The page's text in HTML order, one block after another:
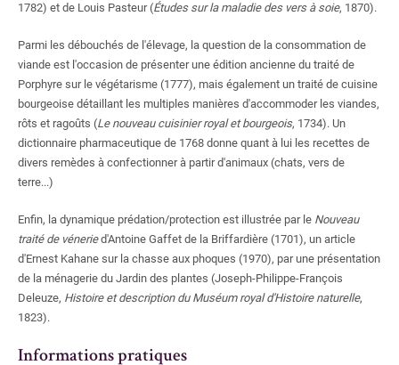
1782) et de Louis Pasteur (Études sur la maladie des vers à soie, 1870).
Parmi les débouchés de l'élevage, la question de la consommation de
viande est l'occasion de présenter une édition ancienne du traité de
Porphyre sur le végétarisme (1777), mais également un traité de cuisine
bourgeoise détaillant les multiples manières d'accommoder les viandes,
rôts et ragoûts (Le nouveau cuisinier royal et bourgeois, 1734). Un
dictionnaire pharmaceutique de 1768 donne quant à lui les recettes de
divers remèdes à confectionner à partir d'animaux (chats, vers de
terre...)
Enfin, la dynamique prédation/protection est illustrée par le Nouveau
traité de véneried'Antoine Gaffet de la Briffardière (1701), un article
d'Ernest Kahane sur la chasse aux phoques (1970), par une présentation
de la ménagerie du Jardin des plantes (Joseph-Philippe-François
Deleuze, Histoire et description du Muséum royal d'Histoire naturelle,
1823).
Informations pratiques